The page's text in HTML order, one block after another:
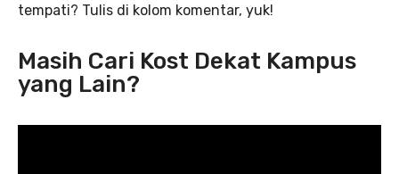
tempati? Tulis di kolom komentar, yuk!
Masih Cari Kost Dekat Kampus
yang Lain?